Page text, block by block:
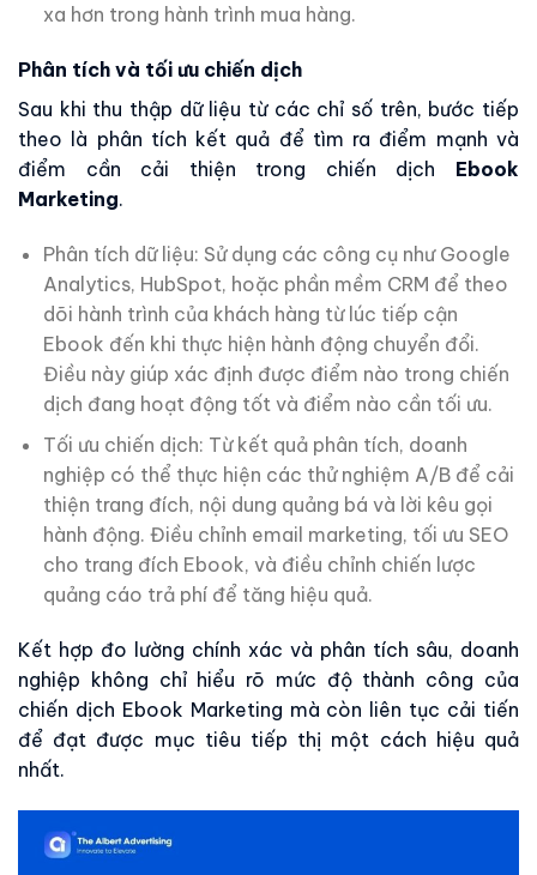
xa hơn trong hành trình mua hàng.
Phân tích và tối ưu chiến dịch
Sau khi thu thập dữ liệu từ các chỉ số trên, bước tiếp
theo là phân tích kết quả để tìm ra điểm mạnh và
điểm cần cải thiện trong chiến dịch Ebook
Marketing.
Phân tích dữ liệu: Sử dụng các công cụ như Google
Analytics, HubSpot, hoặc phần mềm CRM để theo
dõi hành trình của khách hàng từ lúc tiếp cận
Ebook đến khi thực hiện hành động chuyển đổi.
Điều này giúp xác định được điểm nào trong chiến
dịch đang hoạt động tốt và điểm nào cần tối ưu.
Tối ưu chiến dịch: Từ kết quả phân tích, doanh
nghiệp có thể thực hiện các thử nghiệm A/B để cải
thiện trang đích, nội dung quảng bá và lời kêu gọi
hành động. Điều chỉnh email marketing, tối ưu SEO
cho trang đích Ebook, và điều chỉnh chiến lược
quảng cáo trả phí để tăng hiệu quả.
Kết hợp đo lường chính xác và phân tích sâu, doanh
nghiệp không chỉ hiểu rõ mức độ thành công của
chiến dịch Ebook Marketing mà còn liên tục cải tiến
để đạt được mục tiêu tiếp thị một cách hiệu quả
nhất.